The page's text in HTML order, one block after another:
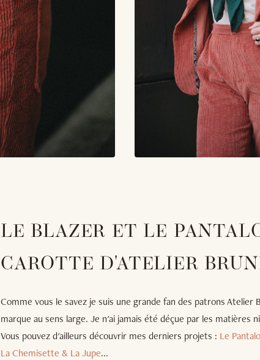
LE BLAZER ET LE
CAROTTE D'ATELIER
Comme vous le savez je suis une grande fan des patrons
marque au sens large. Je n'ai jamais été déçue par les matières
Vous pouvez d'ailleurs découvrir mes derniers projets : Le
La Chemisette & La Jupe...